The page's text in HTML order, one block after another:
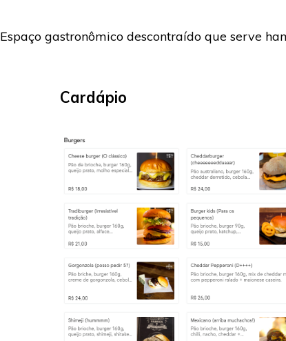
Espaço gastronômico descontraído que serve
Cardápio